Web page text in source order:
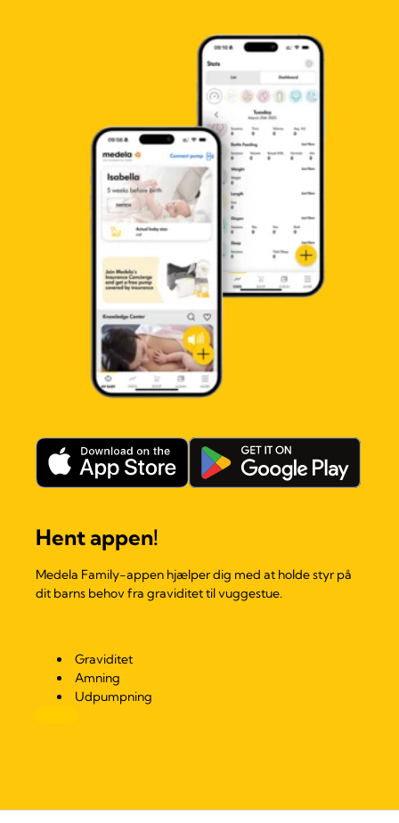
Hent appen!
Medela Family-appen hjælper dig med at holde styr på
dit barns behov fra graviditet til vuggestue.
Graviditet
Amning
Udpumpning